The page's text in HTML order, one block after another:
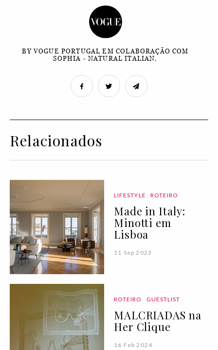
BY VOGUE PORTUGAL EM COLABORAÇÃO COM
SOPHIA - NATURAL ITALIAN.
Relacionados
LIFESTYLE ROTEIRO
Made in Italy:
Minotti em
Lisboa
11 Sep 2023
ROTEIRO GUESTLIST
MALCRIADAS na
Her Clique
16 Feb 2024